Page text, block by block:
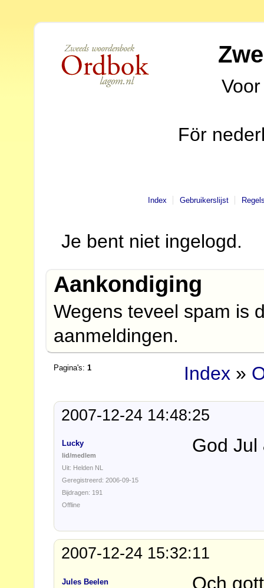
För
Index Gebruikerslijst
Je bent niet ingelogd.
Aankondiging
Wegens teveel spam is
aanmeldingen.
Pagina's:1 Index »
2007-12-24 14:48:25
Lucky
lid/medlem
Uit: Helden NL
Geregistreerd: 2006-09-15
Bijdragen: 191
God
Offline
2007-12-24 15:32:11
Jules Beelen Och